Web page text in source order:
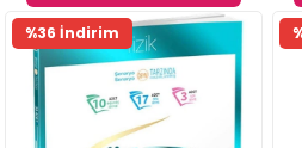
%36 İndirim